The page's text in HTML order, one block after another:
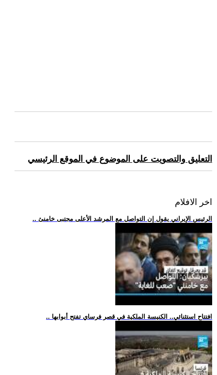
التعليق والتصويت على الموضوع في الموقع الرئيسي
اخر الافلام
.. الرئيس الإيراني يقول إن التواصل مع المرشد الأعلى مجتبى خامنئ
.. افتتاح استثنائي.. الكنيسة الملكية في قصر فرساي تفتح أبوابها